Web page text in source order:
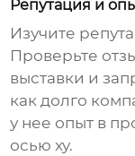
Репутация и
Изучите
Проверьте
выставки и
как долго
у нее опыт в
осью xy.